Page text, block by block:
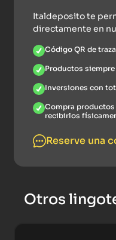
Italdeposito te
directamente en
Código QR de
Productos
Inversiones con
Compra
recibirlos
Reserve una
Otros